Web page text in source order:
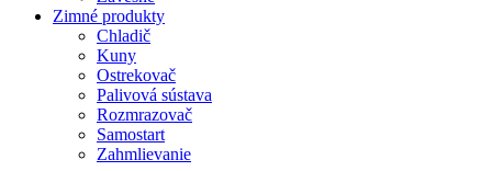
Zimné produkty
Chladič
Kuny
Ostrekovač
Palivová sústava
Rozmrazovač
Samostart
Zahmlievanie